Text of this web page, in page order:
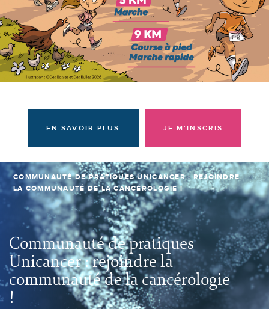
Actualités
Prendre rendez-vous
EN SAVOIR PLUS JE M'INSCRIS
COMMUNAUTÉ DE PRATIQUES UNICANCER : REJOINDRE
LA COMMUNAUTÉ DE LA CANCÉROLOGIE !
Communauté de pratiques
Unicancer : rejoindre la
communauté de la cancérologie
!